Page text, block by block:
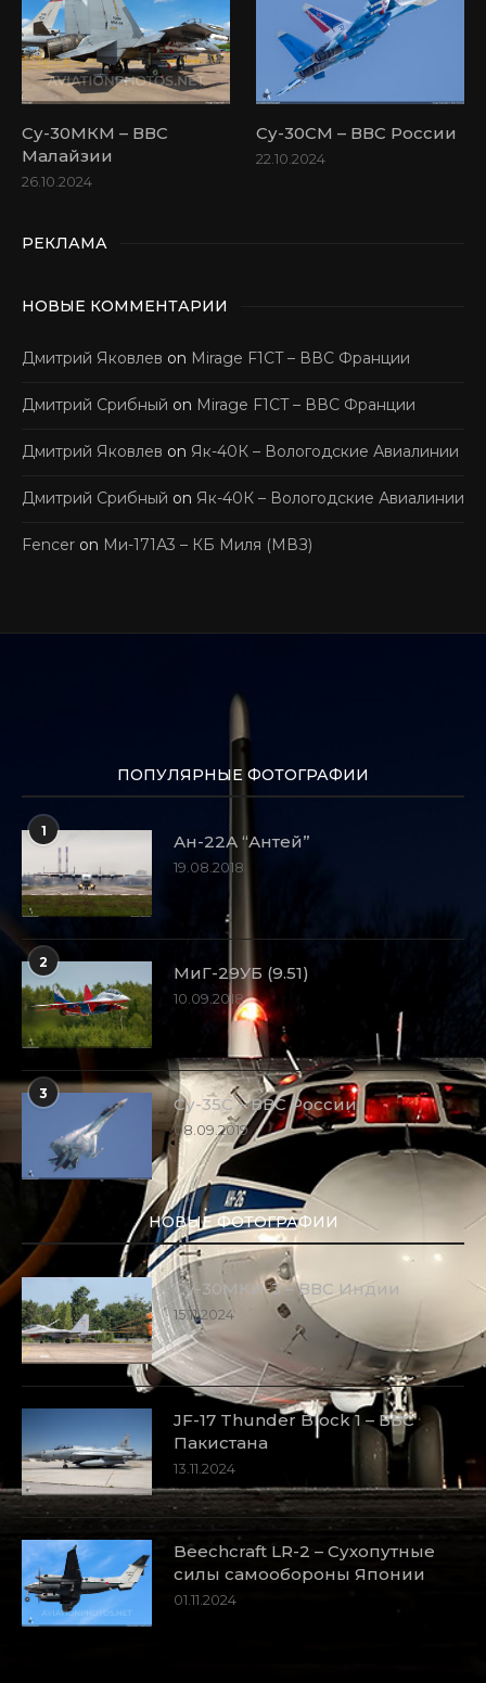
Су-30МКМ – ВВС
Малайзии
26.10.2024
Су-30СМ – ВВС России
22.10.2024
РЕКЛАМА
НОВЫЕ КОММЕНТАРИИ
Дмитрий Яковлев on Mirage F1CT – ВВС Франции
Дмитрий Срибный on Mirage F1CT – ВВС Франции
Дмитрий Яковлев on Як-40К – Вологодские Авиалинии
Дмитрий Срибный on Як-40К – Вологодские Авиалинии
Fencer on Ми-171А3 – КБ Миля (МВЗ)
ПОПУЛЯРНЫЕ ФОТОГРАФИИ
1
Ан-22А “Антей”
19.08.2018
2
МиГ-29УБ (9.51)
10.09.2018
3
Су-35С – ВВС России
08.09.2019
НОВЫЕ ФОТОГРАФИИ
Су-30МКИ-3 – ВВС Индии
15.11.2024
JF-17 Thunder Block 1 – ВВС
Пакистана
13.11.2024
Beechcraft LR-2 – Сухопутные
силы самообороны Японии
01.11.2024